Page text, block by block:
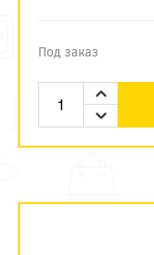
Под заказ